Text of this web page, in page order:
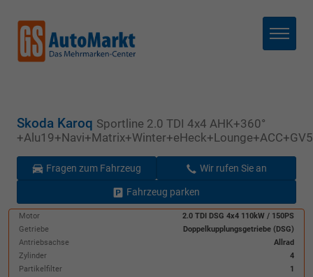
Menü
Skoda Karoq Sportline 2.0 TDI 4x4 AHK+360°
+Alu19+Navi+Matrix+Winter+eHeck+Lounge+ACC+GV5
Fragen zum Fahrzeug Wir rufen Sie an
Fahrzeug parken
Motor
2.0 TDI DSG 4x4 110kW / 150PS
Getriebe
Doppelkupplungsgetriebe (DSG)
Antriebsachse
Allrad
Zylinder
4
Partikelfilter
1